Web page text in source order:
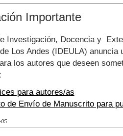
Importante
Investigación, Docencia y
Los Andes (IDEULA) anuncia
los autores que deseen
para autores/as
de Envío de Manuscrito para
05